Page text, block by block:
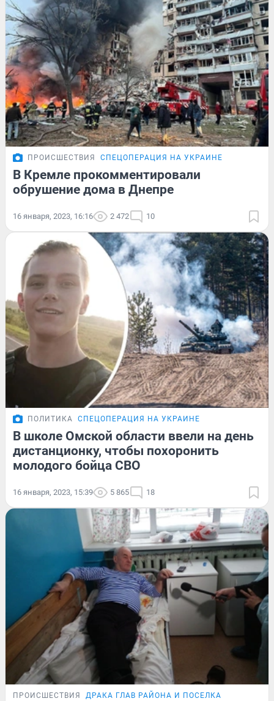
ПРОИСШЕСТВИЯ СПЕЦОПЕРАЦИЯ НА УКРАИНЕ
В Кремле прокомментировали
обрушение дома в Днепре
16 января, 2023, 16:16 2 472 10
ПОЛИТИКА СПЕЦОПЕРАЦИЯ НА УКРАИНЕ
В школе Омской области ввели на день
дистанционку, чтобы похоронить
молодого бойца СВО
16 января, 2023, 15:39 5 865 18
ПРОИСШЕСТВИЯ ДРАКА ГЛАВ РАЙОНА И ПОСЕЛКА